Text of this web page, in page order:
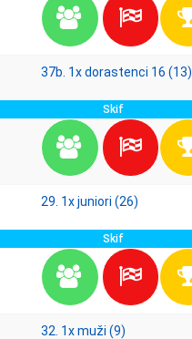
37b. 1x dorastenci 16 (13)
Skif
29. 1x juniori (26)
Skif
32. 1x muži (9)